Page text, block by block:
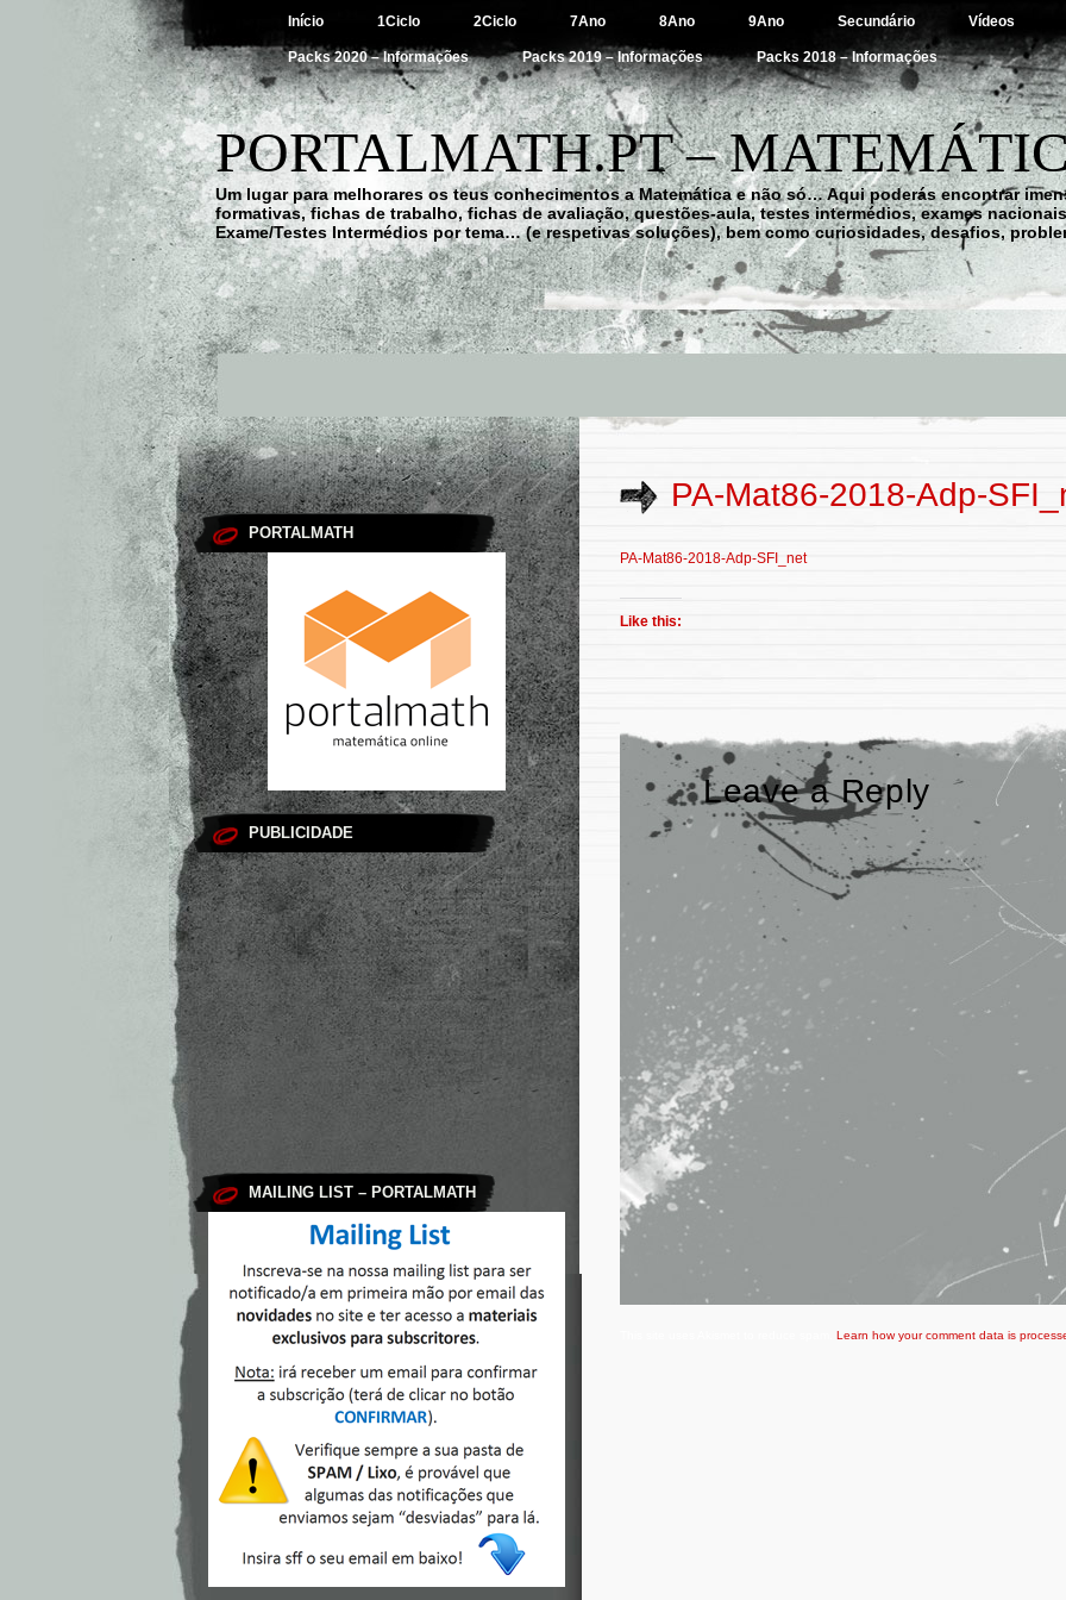
Início 1Ciclo 2Ciclo 7Ano 8Ano 9Ano Secundário Vídeos
Packs 2020 – Informações Packs 2019 – Informações Packs 2018 – Informações
PORTALMATH.PT –
Um lugar para melhorares os teus conhecimentos a Matemática e não só… Aqui poderás encontrar
formativas, fichas de trabalho, fichas de avaliação, questões-aula, testes intermédios, exames
Exame/Testes Intermédios por tema… (e respetivas soluções), bem como curiosidades, desafios,
PORTALMATH
PUBLICIDADE
MAILING LIST – PORTALMATH
PA-Mat86-2018-Adp-
PA-Mat86-2018-Adp-SFI_net
Like this:
Leave a Reply
Learn how your comment data is